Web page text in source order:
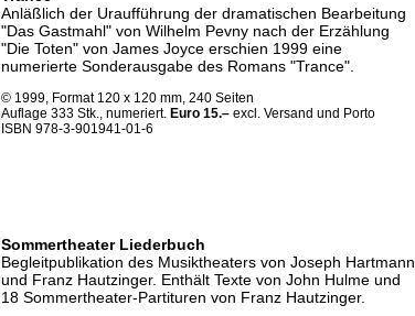
Anläßlich der Uraufführung der dramatischen Bearbeitung
"Das Gastmahl" von Wilhelm Pevny nach der Erzählung
"Die Toten" von James Joyce erschien 1999 eine
numerierte Sonderausgabe des Romans "Trance".
© 1999, Format 120 x 120 mm, 240 Seiten
Auflage 333 Stk., numeriert. Euro 15.– excl. Versand und Porto
ISBN 978-3-901941-01-6
Sommertheater Liederbuch
Begleitpublikation des Musiktheaters von Joseph Hartmann
und Franz Hautzinger. Enthält Texte von John Hulme und
18 Sommertheater-Partituren von Franz Hautzinger.